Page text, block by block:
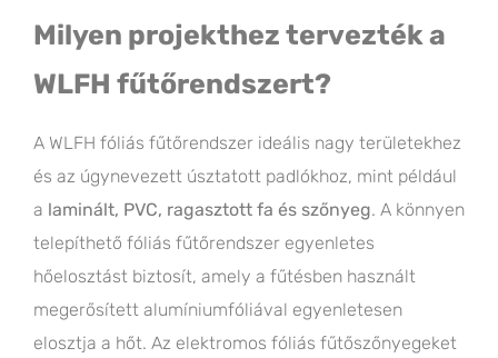
Milyen projekthez tervezték a
WLFH fűtőrendszert?
A WLFH fóliás fűtőrendszer ideális nagy területekhez
és az úgynevezett úsztatott padlókhoz, mint például
a laminált, PVC, ragasztott fa és szőnyeg. A könnyen
telepíthető fóliás fűtőrendszer egyenletes
hőelosztást biztosít, amely a fűtésben használt
megerősített alumíniumfóliával egyenletesen
elosztja a hőt. Az elektromos fóliás fűtőszőnyegeket